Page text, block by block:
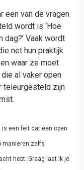
een van de vragen
wordt is ‘Hoe
Vaak wordt
net hun praktijk
waar ze moet
al vaker open
teleurgesteld zijn
een feit dat een open
manieren zelfs
hebt. Graag laat ik je